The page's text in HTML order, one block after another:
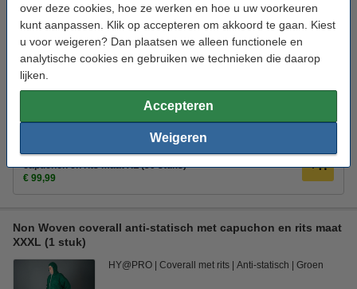
over deze cookies, hoe ze werken en hoe u uw voorkeuren
kunt aanpassen. Klik op accepteren om akkoord te gaan. Kiest
u voor weigeren? Dan plaatsen we alleen functionele en
analytische cookies en gebruiken we technieken die daarop
lijken.
Accepteren
Weigeren
Bekijk de specificaties en beschrijving
Direct leverbaar
Morgen in huis
€ 2,49 Bestellen
Aanbieding: Non Woven coverall anti-statisch met
capuchon en rits maat XL (50 stuks)
€ 99,99
Non Woven coverall anti-statisch met capuchon en rits maat
XXXL (1 stuk)
HY@PRO Coverall met rits Anti-statisch Groen